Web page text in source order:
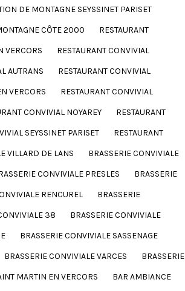
DE MONTAGNE SEYSSINET PARISET
CÔTE 2000
RESTAURANT
VERCORS
RESTAURANT CONVIVIAL
AUTRANS
RESTAURANT CONVIVIAL
VERCORS
RESTAURANT CONVIVIAL
CONVIVIAL NOYAREY
RESTAURANT
SEYSSINET PARISET
RESTAURANT
VILLARD DE LANS
BRASSERIE CONVIVIALE
CONVIVIALE PRESLES
BRASSERIE
RENCUREL
BRASSERIE
38
BRASSERIE CONVIVIALE
BRASSERIE CONVIVIALE SASSENAGE
BRASSERIE CONVIVIALE VARCES
BRASSERIE
MARTIN EN VERCORS
BAR AMBIANCE